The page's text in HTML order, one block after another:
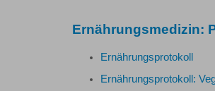
Ernährungsmedizin:
Ernährungsprotokoll
Ernährungsprotokoll: